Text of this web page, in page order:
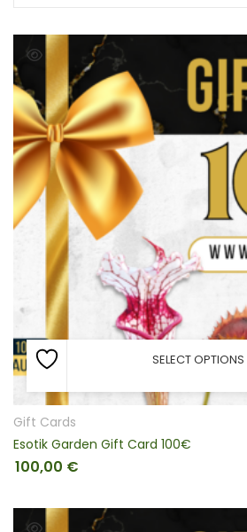
SELECT OPTIONS
Gift Cards
Esotik Garden Gift Card 100€
100,00 €